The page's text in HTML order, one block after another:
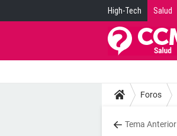
High-Tech Salud
Foros
Tema Anterior